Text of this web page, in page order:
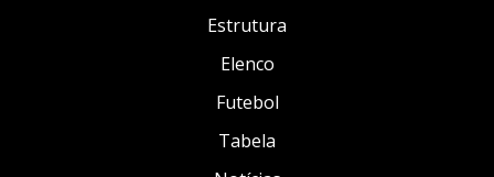
Estrutura
Elenco
Futebol
Tabela